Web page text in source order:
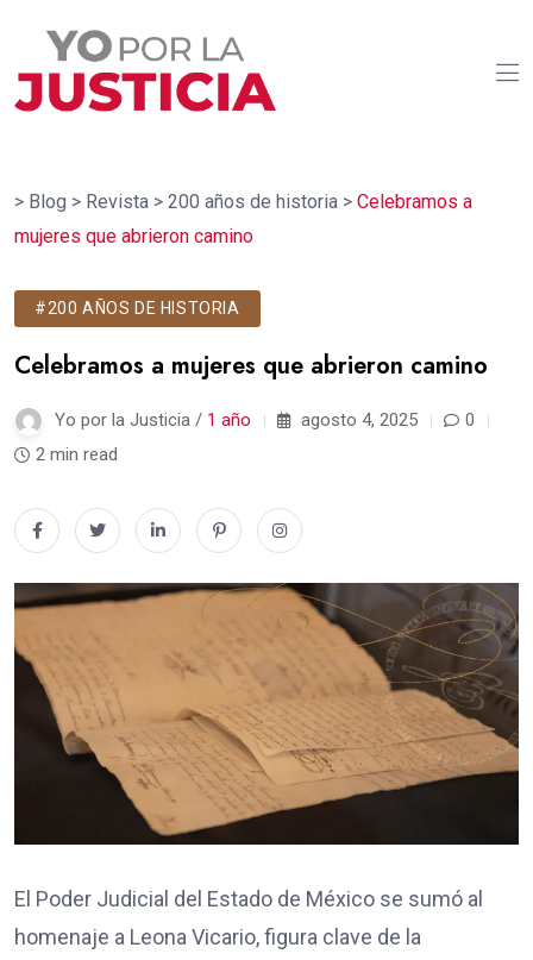
> Blog > Revista > 200 años de historia > Celebramos a
mujeres que abrieron camino
#200 AÑOS DE HISTORIA
Celebramos a mujeres que abrieron camino
Yo por la Justicia / 1 año agosto 4, 2025
0
2 min read
El Poder Judicial del Estado de México se sumó al
homenaje a Leona Vicario, figura clave de la